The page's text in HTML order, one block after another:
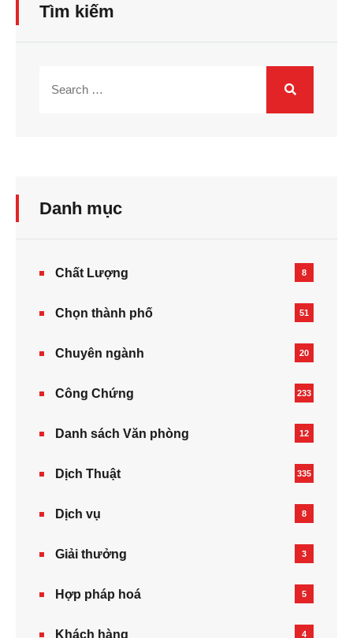
Tìm kiếm
Danh mục
Chất Lượng 8
Chọn thành phố 51
Chuyên ngành 20
Công Chứng 233
Danh sách Văn phòng 12
Dịch Thuật 335
Dịch vụ 8
Giải thưởng 3
Hợp pháp hoá 5
Khách hàng 4